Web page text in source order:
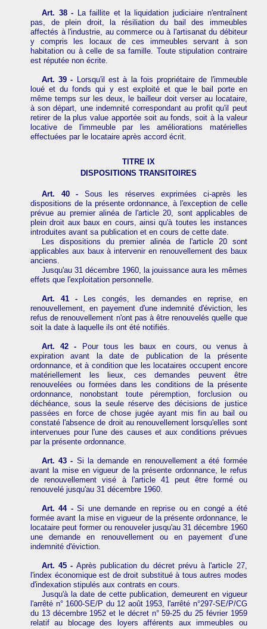
Art. 38 - La faillite et la liquidation judiciaire n'entraînent
pas, de plein droit, la résiliation du bail des immeubles
affectés à l'industrie, au commerce ou à l'artisanat du débiteur
y compris les locaux de ces immeubles servant à son
habitation ou à celle de sa famille. Toute stipulation contraire
est réputée non écrite.
Art. 39 - Lorsqu'il est à la fois propriétaire de l'immeuble
loué et du fonds qui y est exploité et que le bail porte en
même temps sur les deux, le bailleur doit verser au locataire,
à son départ, une indemnité correspondant au profit qu'il peut
retirer de la plus value apportée soit au fonds, soit à la valeur
locative de l'immeuble par les améliorations matérielles
effectuées par le locataire après accord écrit.
TITRE IX
DISPOSITIONS TRANSITOIRES
Art. 40 - Sous les réserves exprimées ci-après les
dispositions de la présente ordonnance, à l'exception de celle
prévue au premier alinéa de l'article 20, sont applicables de
plein droit aux baux en cours, ainsi qu'à toutes les instances
introduites avant sa publication et en cours de cette date.
Les dispositions du premier alinéa de l'article 20 sont
applicables aux baux à intervenir en renouvellement des baux
anciens.
Jusqu'au 31 décembre 1960, la jouissance aura les mêmes
effets que l'exploitation personnelle.
Art. 41 -Les congés, les demandes en reprise, en
renouvellement, en payement d'une indemnité d'éviction, les
refus de renouvellement n'ont pas à être renouvelés quelle que
soit la date à laquelle ils ont été notifiés.
Art. 42 - Pour tous les baux en cours, ou venus à
expiration avant la date de publication de la présente
ordonnance, et à condition que les locataires occupent encore
matériellement les lieux, ces demandes peuvent être
renouvelées ou formées dans les conditions de la présente
ordonnance, nonobstant toute péremption, forclusion ou
déchéance, sous la seule réserve des décisions de justice
passées en force de chose jugée ayant mis fin au bail ou
constaté l'absence de droit au renouvellement lorsqu'elles sont
intervenues pour l'une des causes et aux conditions prévues
par la présente ordonnance.
Art. 43 - Si la demande en renouvellement a été formée
avant la mise en vigueur de la présente ordonnance, le refus
de renouvellement visé à l'article 41 peut être formé ou
renouvelé jusqu'au 31 décembre 1960.
Art. 44 -Si une demande en reprise ou en congé a été
formée avant la mise en vigueur de la présente ordonnance, le
locataire peut former ou renouveler jusqu'au 31 décembre 1960
une demande en renouvellement ou en payement d’une
indemnité d'éviction.
Art. 45 - Après publication du décret prévu à l'article 27,
l'index économique est de droit substitué à tous autres modes
d'indexation stipulés aux contrats en cours.
Jusqu'à la date de cette publication, demeurent en vigueur
l'arrêté n° 1600-SE/P du 12 août 1953, l'arrêté n°297-SE/P/CG
du 13 décembre 1952 et le décret n° 59-25 du 25 février 1959
relatif au blocage des loyers afférents aux immeubles ou